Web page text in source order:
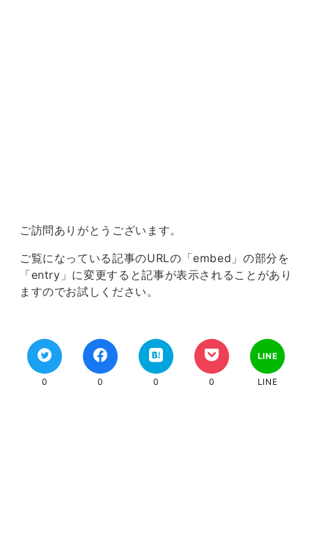
ご訪問ありがとうございます。
ご覧になっている記事のURLの「embed」の部分を
「entry」に変更すると記事が表示されることがあり
ますのでお試しください。
0 0 0 0
LINE
LINE